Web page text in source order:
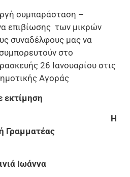
συμπαράσταση –
επιβίωσης των μικρών
συναδέλφους μας να
στο
26 Ιανουαρίου στις
Αγοράς
εκτίμηση
Η
Γραμματέας
Νίκος
Ιωάννα